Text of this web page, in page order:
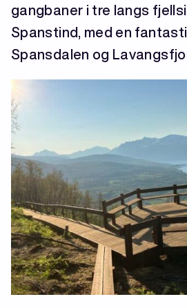
gangbaner i tre langs
Spanstind, med en
Spansdalen og